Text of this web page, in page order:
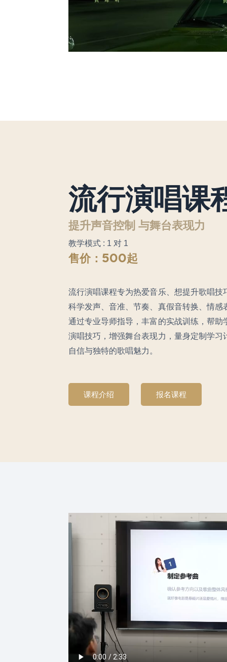
流行演唱课
提升声音控制 与舞台表现力
教学模式 : 1 对 1
售价：500起
流行演唱课程专为热爱音乐、想提升歌唱技
科学发声、音准、节奏、真假音转换、情感
通过专业导师指导，丰富的实战训练，帮助
演唱技巧，增强舞台表现力，量身定制学习
自信与独特的歌唱魅力。
课程介绍 报名课程